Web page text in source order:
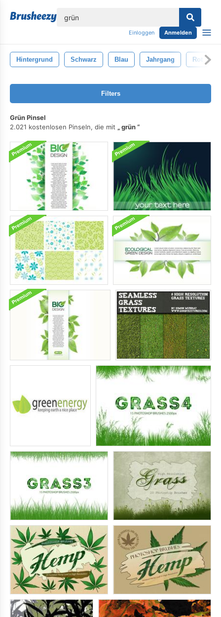
Einloggen Anmelden
Hintergrund Schwarz Blau Jahrgang Rot
Filters
Grün Pinsel
2.021 kostenlosen Pinseln, die mit
grün